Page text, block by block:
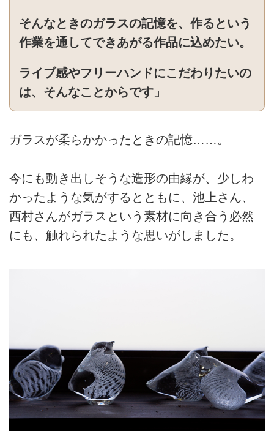
そんなときのガラスの記憶を、作るという
作業を通してできあがる作品に込めたい。
ライブ感やフリーハンドにこだわりたいの
は、そんなことからです」
ガラスが柔らかかったときの記憶……。
今にも動き出しそうな造形の由縁が、少しわ
かったような気がするとともに、池上さん、
西村さんがガラスという素材に向き合う必然
にも、触れられたような思いがしました。